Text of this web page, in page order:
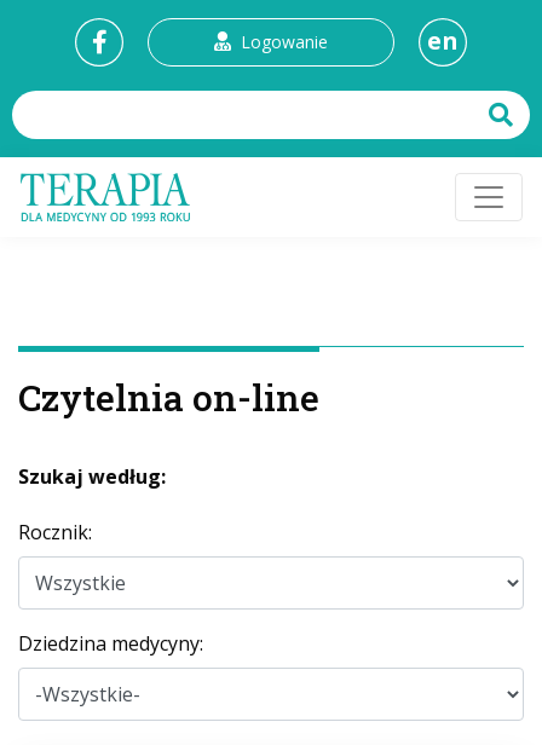
Logowanie en
Czytelnia on-line
Szukaj według:
Rocznik:
Dziedzina medycyny: